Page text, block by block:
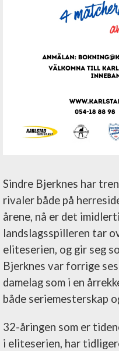
Sindre Bjerknes har
rivaler både på
årene, nå er det
landslagsspilleren tar
eliteserien, og gir seg
Bjerknes var forrige
damelag som i en
både seriemesterskap
32-åringen som er
i eliteserien, har